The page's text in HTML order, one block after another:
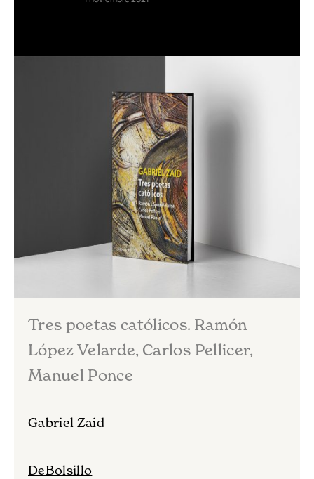
Tres poetas católicos. Ramón
López Velarde, Carlos Pellicer,
Manuel Ponce
Gabriel Zaid
DeBolsillo